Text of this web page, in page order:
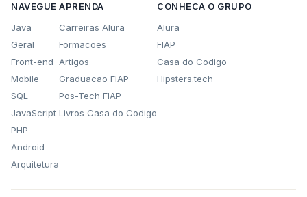
NAVEGUE
Java
Geral
Front-end
Mobile
SQL
JavaScript
PHP
Android
Arquitetura
APRENDA
Carreiras Alura
Formacoes
Artigos
Graduacao FIAP
Pos-Tech FIAP
Livros Casa do Codigo
CONHECA O GRUPO
Alura
FIAP
Casa do Codigo
Hipsters.tech